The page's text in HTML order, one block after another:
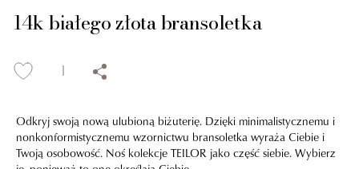
14k białego złota bransoletka
Odkryj swoją nową ulubioną biżuterię. Dzięki minimalistycznemu i
nonkonformistycznemu wzornictwu bransoletka wyraża Ciebie i
Twoją osobowość. Noś kolekcje TEILOR jako część siebie. Wybierz